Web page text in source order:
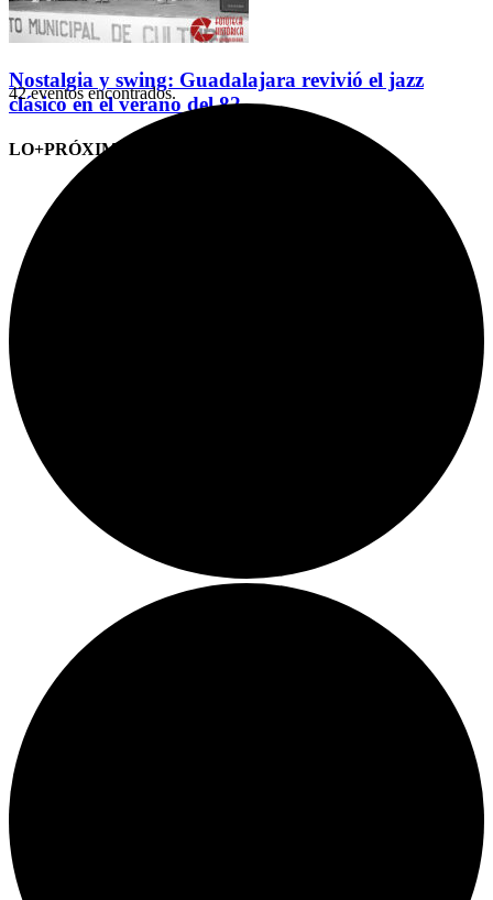
Nostalgia y swing: Guadalajara revivió el jazz
clásico en el verano del 82
LO+PRÓXIMO (CITAS)
42 eventos encontrados.